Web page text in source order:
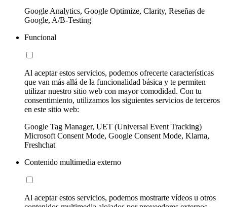
Google Analytics, Google Optimize, Clarity, Reseñas de
Google, A/B-Testing
Funcional
Al aceptar estos servicios, podemos ofrecerte características
que van más allá de la funcionalidad básica y te permiten
utilizar nuestro sitio web con mayor comodidad. Con tu
consentimiento, utilizamos los siguientes servicios de terceros
en este sitio web:
Google Tag Manager, UET (Universal Event Tracking)
Microsoft Consent Mode, Google Consent Mode, Klarna,
Freshchat
Contenido multimedia externo
Al aceptar estos servicios, podemos mostrarte vídeos u otros